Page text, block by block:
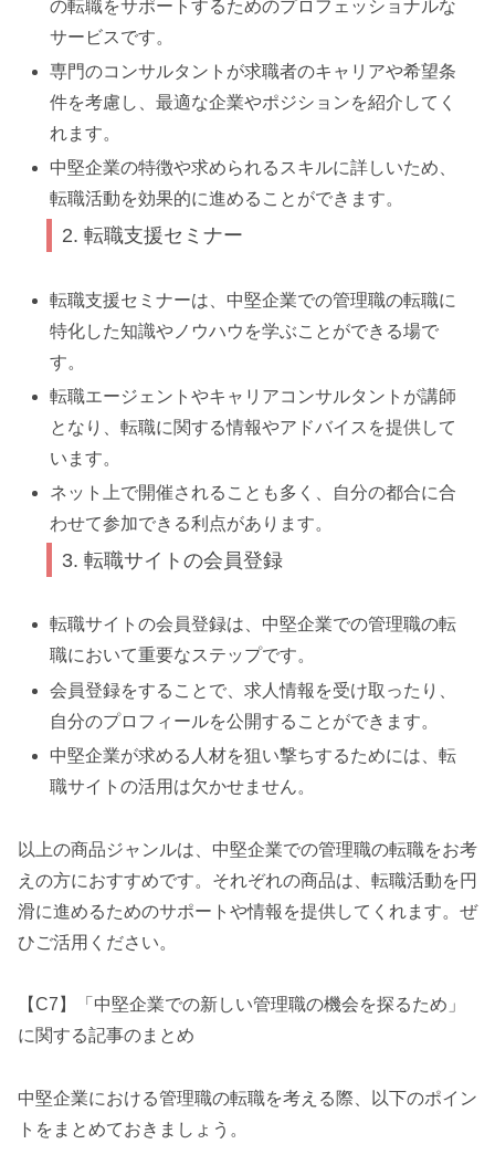
の転職をサポートするためのプロフェッショナルな
サービスです。
専門のコンサルタントが求職者のキャリアや希望条
件を考慮し、最適な企業やポジションを紹介してく
れます。
中堅企業の特徴や求められるスキルに詳しいため、
転職活動を効果的に進めることができます。
2. 転職支援セミナー
転職支援セミナーは、中堅企業での管理職の転職に
特化した知識やノウハウを学ぶことができる場で
す。
転職エージェントやキャリアコンサルタントが講師
となり、転職に関する情報やアドバイスを提供して
います。
ネット上で開催されることも多く、自分の都合に合
わせて参加できる利点があります。
3. 転職サイトの会員登録
転職サイトの会員登録は、中堅企業での管理職の転
職において重要なステップです。
会員登録をすることで、求人情報を受け取ったり、
自分のプロフィールを公開することができます。
中堅企業が求める人材を狙い撃ちするためには、転
職サイトの活用は欠かせません。
以上の商品ジャンルは、中堅企業での管理職の転職をお考
えの方におすすめです。それぞれの商品は、転職活動を円
滑に進めるためのサポートや情報を提供してくれます。ぜ
ひご活用ください。
【C7】「中堅企業での新しい管理職の機会を探るため」
に関する記事のまとめ
中堅企業における管理職の転職を考える際、以下のポイン
トをまとめておきましょう。